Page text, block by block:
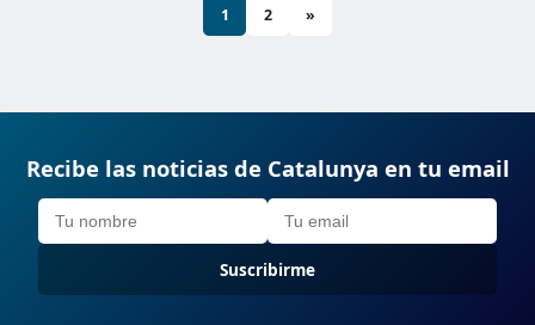
1 2 »
Recibe las noticias de Catalunya en tu email
Suscribirme